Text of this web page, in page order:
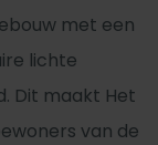
met een
lichte
Dit maakt Het
van de